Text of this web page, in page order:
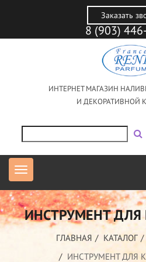
Заказать
8 (903)
ИНТЕРНЕТ МАГАЗИН
И ДЕКОРАТИВНОЙ
ИНСТРУМЕНТ
ГЛАВНАЯ КАТАЛОГ
ИНСТРУМЕНТ ДЛЯ